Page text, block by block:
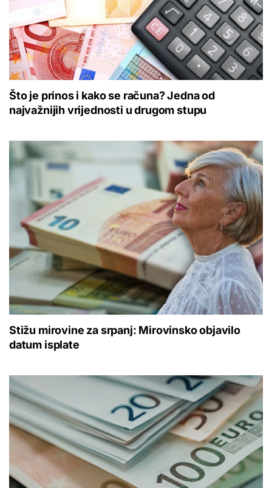
Što je prinos i kako se računa? Jedna od
najvažnijih vrijednosti u drugom stupu
Stižu mirovine za srpanj: Mirovinsko objavilo
datum isplate